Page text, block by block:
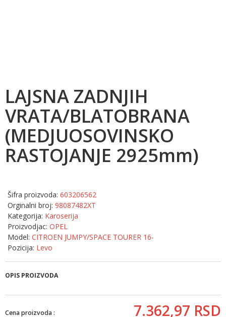
LAJSNA ZADNJIH
VRATA/BLATOBRANA
(MEDJUOSOVINSKO
RASTOJANJE 2925mm)
Šifra proizvoda: 603206562
Orginalni broj: 98087482XT
Kategorija: Karoserija
Proizvodjac: OPEL
Model: CITROEN JUMPY/SPACE TOURER 16-
Pozicija: Levo
OPIS PROIZVODA
Cena proizvoda : 7.362,97 RSD